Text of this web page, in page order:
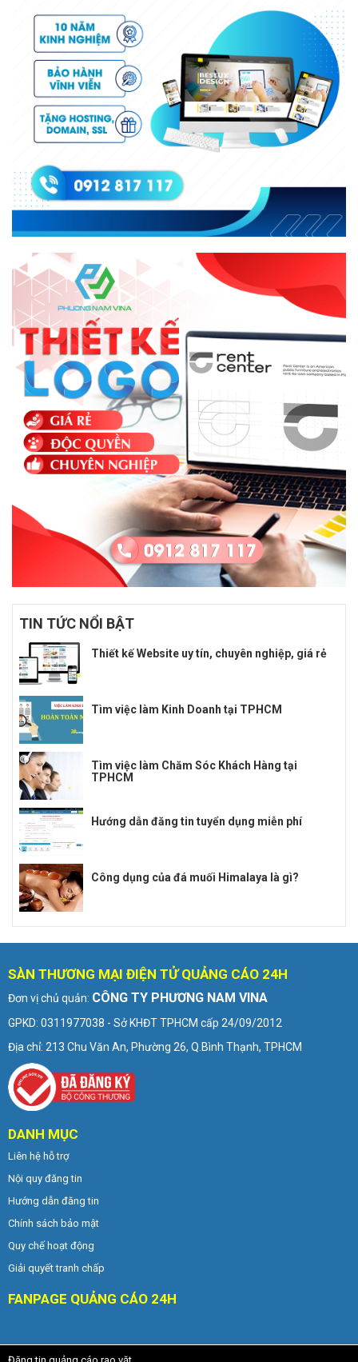
TIN TỨC NỔI BẬT
Thiết kế Website uy tín, chuyên nghiệp, giá rẻ
Tìm việc làm Kinh Doanh tại TPHCM
Tìm việc làm Chăm Sóc Khách Hàng tại
TPHCM
Hướng dẫn đăng tin tuyển dụng miễn phí
Công dụng của đá muối Himalaya là gì?
SÀN THƯƠNG MẠI ĐIỆN TỬ QUẢNG CÁO 24H
Đơn vị chủ quản: CÔNG TY PHƯƠNG NAM VINA
GPKD: 0311977038 - Sở KHĐT TPHCM cấp 24/09/2012
Địa chỉ: 213 Chu Văn An, Phường 26, Q.Bình Thạnh, TPHCM
DANH MỤC
Liên hệ hỗ trợ
Nội quy đăng tin
Hướng dẫn đăng tin
Chính sách bảo mật
Quy chế hoạt động
Giải quyết tranh chấp
FANPAGE QUẢNG CÁO 24H